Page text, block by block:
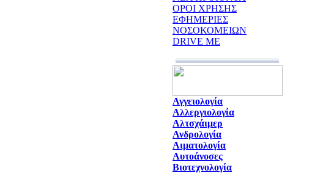
ΟΡΟΙ ΧΡΗΣΗΣ
ΕΦΗΜΕΡΙΕΣ
ΝΟΣΟΚΟΜΕΙΩΝ
DRIVE ME
Αγγειολογία
Αλλεργιολογία
Αλτσχάιμερ
Ανδρολογία
Αιματολογία
Αυτοάνοσες
Βιοτεχνολογία